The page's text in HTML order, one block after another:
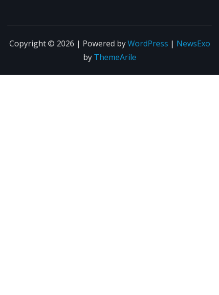
Copyright © 2026 | Powered byWordPress | NewsExo
by ThemeArile